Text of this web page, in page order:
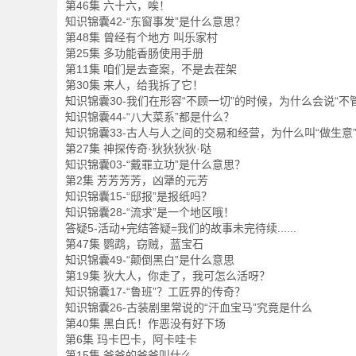
第46集 六十六，唉！
知识锦囊42-“东窗事发”是什么意思？
第48集 曾经有个地方 叫乐家村
第25集 多功能香肠使用手册
第11集 咱们是去查案，不是去茬架
第30集 来人，给我拆了它！
知识锦囊30-我们在形容“不顾一切”的时候，为什么会说“不
知识锦囊44-“八大菜系”都是什么？
知识锦囊33-古人与人之间的交易和经营，为什么叫“做生意”
第27集 神探传奇·狄狄狄狄·哒
知识锦囊03-“戴罪立功”是什么意思？
第2集 芳芳芳芳，凶犟的元芳
知识锦囊15-“邸报”是报纸吗？
知识锦囊28-“流求”是一个地区哦！
答疑5-活动+完结答疑=我们的故事未完待续......
第47集 鹦鹉，窃贼，蓝宝石
知识锦囊49-“颠倒黑白”是什么意思
第19集 狄大人，你走了，我可怎么活呀？
知识锦囊17-“鲁班”？工匠界的传奇？
知识锦囊26-古装剧里常说的“汗血宝马”究竟是什么
第40集 黑白氏！作恶没有好下场
第6集 玛卡巴卡，阿卡哇卡